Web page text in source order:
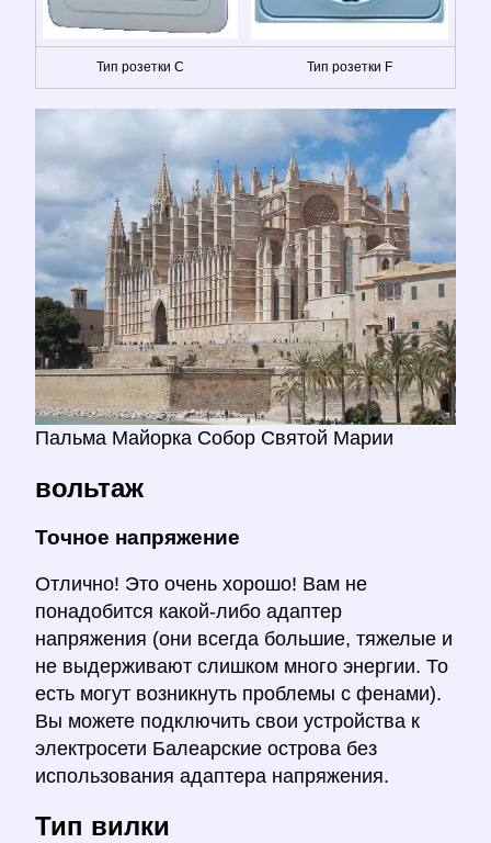
Тип розетки C Тип розетки F
Пальма Майорка Собор Святой Марии
вольтаж
Точное напряжение
Отлично! Это очень хорошо! Вам не
понадобится какой-либо адаптер
напряжения (они всегда большие, тяжелые и
не выдерживают слишком много энергии. То
есть могут возникнуть проблемы с фенами).
Вы можете подключить свои устройства к
электросети Балеарские острова без
использования адаптера напряжения.
Тип вилки